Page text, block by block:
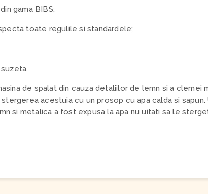
gama BIBS;
toate regulile si standardele;
de spalat din cauza detaliilor de lemn si a clemei
acestuia cu un prosop cu apa calda si
si metalica a fost expusa la apa nu uitati sa le